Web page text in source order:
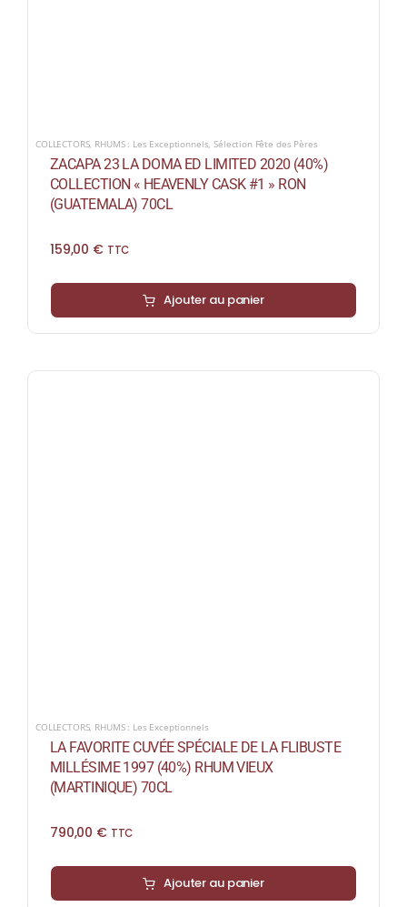
COLLECTORS, RHUMS : Les Exceptionnels,Sélection Fête des Pères
ZACAPA 23 LA DOMA ED LIMITED 2020 (40%)
COLLECTION « HEAVENLY CASK #1 » RON
(GUATEMALA) 70CL
159,00 € TTC
Ajouter au panier
COLLECTORS, RHUMS : Les Exceptionnels
LA FAVORITE CUVÉE SPÉCIALE DE LA FLIBUSTE
MILLÉSIME 1997 (40%) RHUM VIEUX
(MARTINIQUE) 70CL
790,00 € TTC
Ajouter au panier